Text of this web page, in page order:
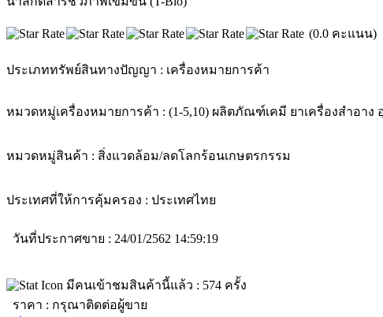
(0.0 คะแนน)
ประเภททรัพย์สินทางปัญญา : เครื่องหมายการค้า
หมวดหมู่เครื่องหมายการค้า : (1-5,10) ผลิตภัณฑ์เคมี ยาเครื่องสำอา
หมวดหมู่สินค้า : สิ่งแวดล้อม/ลดโลกร้อนเกษตรกรรม
ประเทศที่ให้การคุ้มครอง : ประเทศไทย
วันที่ประกาศขาย : 24/01/2562 14:59:19
มีคนเข้าชมสินค้านี้แล้ว : 574 ครั้ง
ราคา : กรุณาติดต่อผู้ขาย